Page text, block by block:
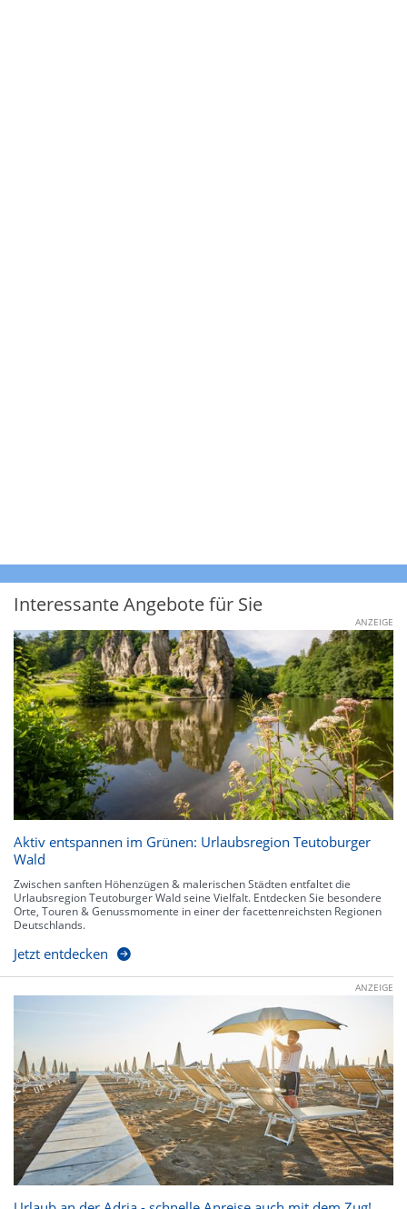
Interessante Angebote für Sie
ANZEIGE
Aktiv entspannen im Grünen: Urlaubsregion Teutoburger
Wald
Zwischen sanften Höhenzügen & malerischen Städten entfaltet die
Urlaubsregion Teutoburger Wald seine Vielfalt. Entdecken Sie besondere
Orte, Touren & Genussmomente in einer der facettenreichsten Regionen
Deutschlands.
Jetzt entdecken
ANZEIGE